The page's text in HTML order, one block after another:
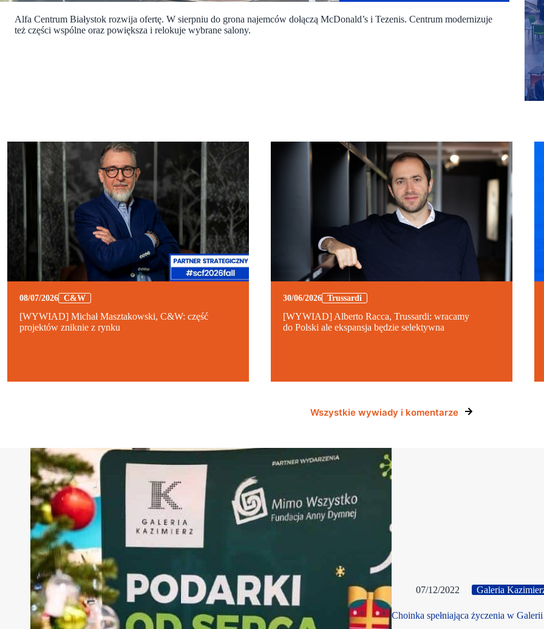
Alfa Centrum Białystok rozwija ofertę. W sierpniu do grona najemców dołączą McDonald’s i Tezenis. Centrum modernizuje
też części wspólne oraz powiększa i relokuje wybrane salony.
08/07/2026 C&W
[WYWIAD] Michał Masztakowski, C&W: część
projektów zniknie z rynku
30/06/2026 Trussardi
[WYWIAD] Alberto Racca, Trussardi: wracamy
do Polski ale ekspansja będzie selektywna
Wszystkie wywiady i komentarze
07/12/2022 Galeria
Choinka spełniająca życzenia w